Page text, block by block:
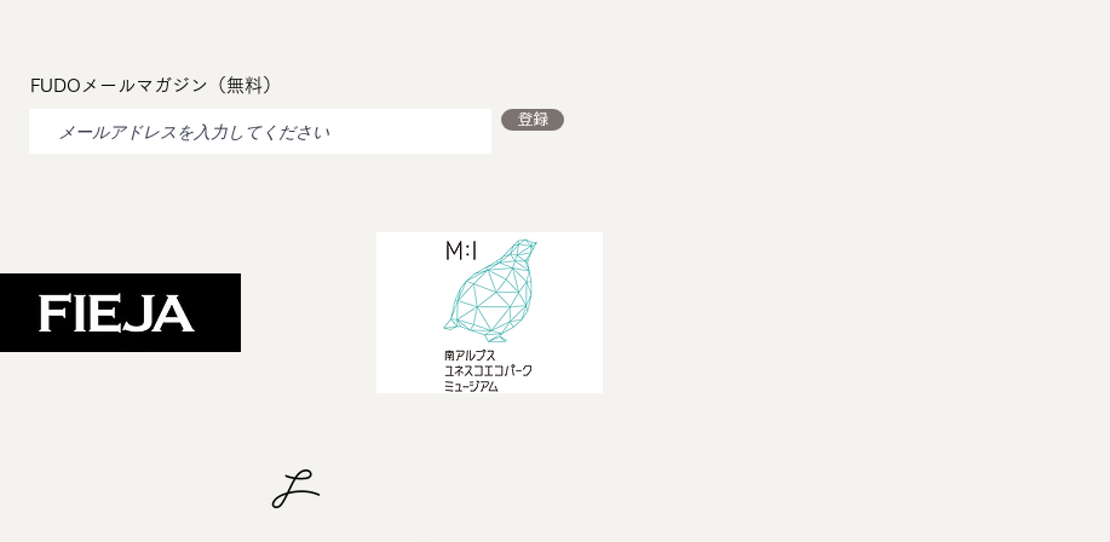
FUDOメールマガジン（無料）
登録